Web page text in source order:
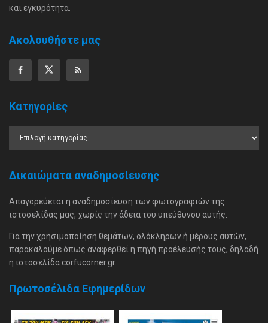
και εγκυρότητα.
Ακολουθήστε μας
Κατηγορίες
Δικαιώματα αναδημοσίευσης
Απαγορεύεται η αναδημοσίευση των φωτογραφιών της
ιστοσελίδας μας, χωρίς την άδεια του υπεύθυνου αυτής.
Για την χρησιμοποίηση θεμάτων, ολόκληρων ή μέρους αυτών,
παρακαλούμε όπως αναφερθεί η πηγή προέλευσής τους, δηλαδή
η ιστοσελίδα corfucorner.gr.
Πρωτοσέλιδα Εφημερίδων